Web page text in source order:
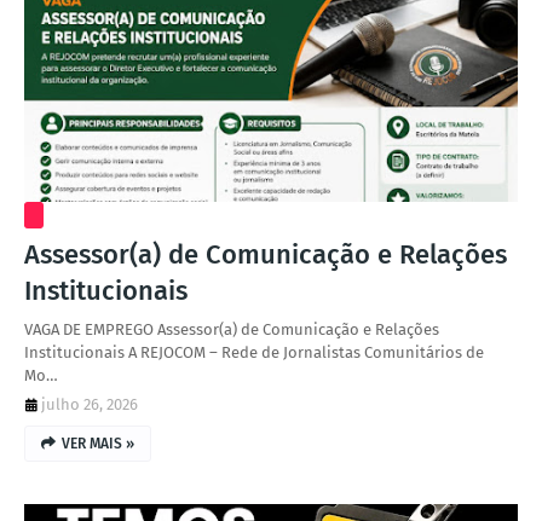
Assessor(a) de Comunicação e Relações
Institucionais
VAGA DE EMPREGO Assessor(a) de Comunicação e Relações
Institucionais A REJOCOM – Rede de Jornalistas Comunitários de
Mo…
julho 26, 2026
VER MAIS »